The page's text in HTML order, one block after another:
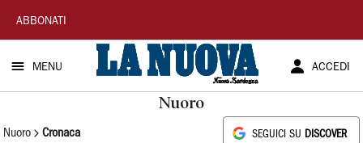
La
Nuova
Sardegna
ABBONATI
MENU ACCEDI
Nuoro
Nuoro Cronaca SEGUICI SU DISCOVER